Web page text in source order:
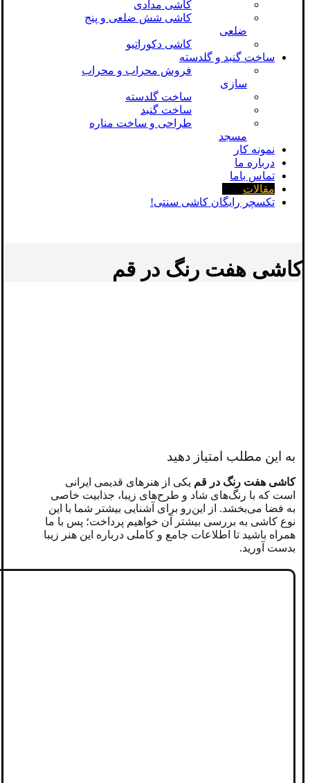
کاشی مدادی
کاشی شش ضلعی و پنج
ضلعی
کاشی دکوراتیو
ساخت گنبد و گلدسته
فروش محراب و محراب
سازی
ساخت گلدسته
ساخت گنبد
طراحی و ساخت مناره
مسجد
نمونه کار
درباره ما
تماس باما
مقالات
تکسچر رایگان کاشی سنتی!
کاشی هفت رنگ در قم
به این مطلب امتیاز دهید
کاشی هفت رنگ در قم یکی از هنرهای قدیمی ایرانی
است که با رنگ‌های شاد و طرح‌های زیبا، جذابیت خاصی
به فضا می‌بخشد. از این‌رو برای آشنایی بیشتر شما با این
نوع کاشی به بررسی بیشتر آن خواهیم پرداخت؛ پس با ما
همراه باشید تا اطلاعات جامع و کاملی درباره این هنر زیبا
بدست آورید.